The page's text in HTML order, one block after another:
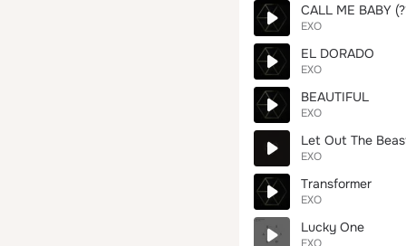
CALL ME BABY
EXO
EL DORADO
EXO
BEAUTIFUL
EXO
Let Out The
EXO
Transformer
EXO
Lucky One